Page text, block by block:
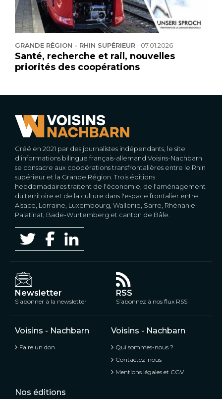
GRANDE RÉGION - RHIN SUPÉRIEUR- 07.01.2026
Santé, recherche et rail, nouvelles
priorités des coopérations
Créé en 2021 par des journalistes indépendants, le site
d'informations bilingue français-allemand Voisins-Nachbarn
se consacre aux coopérations transfrontalières entre le Rhin
supérieur et la Grande Région. Trois éditions
hebdomadaires traitent de l'économie, de l'aménagement
du territoire et de la culture dans l'espace frontalier entre
Alsace, Lorraine, Luxembourg, Wallonie, Sarre, Rhénanie-
Palatinat, Bade-Wurtemberg et canton de Bâle.
Newsletter
S’abonner à la newsletter
RSS
S’abonnez à nos flux RSS
Voisins - Nachbarn
Faire un don
Voisins - Nachbarn
Qui sommes-nous ?
Contactez-nous
Mentions légales et CGV
Nos éditions